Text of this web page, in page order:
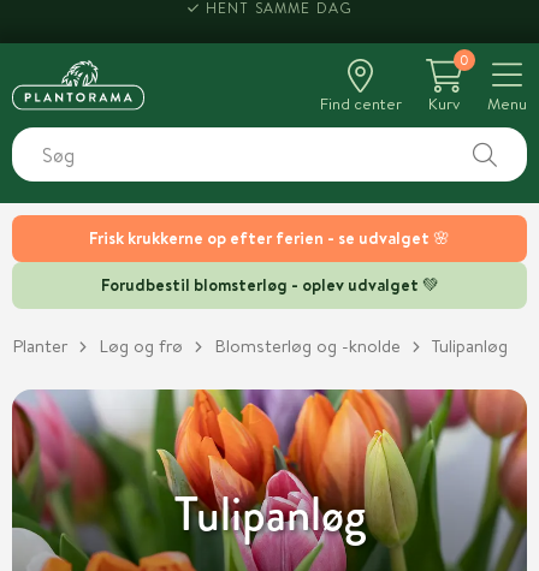
Frisk krukkerne op efter ferien - se udvalget 🌸
Forudbestil blomsterløg - oplev udvalget 💚
Find center
0
Kurv
Menu
Planter Løg og frø Blomsterløg og -knolde Tulipanløg
Tulipanløg